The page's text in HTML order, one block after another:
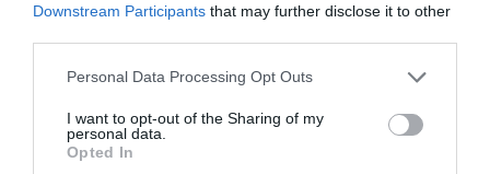
Downstream Participants that may further disclose it to other
Please note that this website/app uses one or more Google
not limited to your visit or usage behaviour. You may click to
grant or deny consent to Google and its third-party tags to
use your data for below specified purposes in below Google
Personal Data Processing Opt Outs
I want to opt-out of the Sharing of my
personal data.
Opted In